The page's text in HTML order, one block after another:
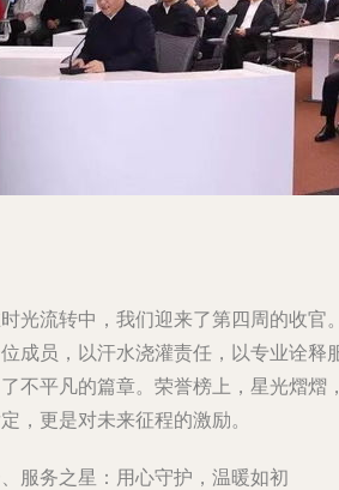
光流转中，我们迎来了第四周的收官
成员，以汗水浇灌责任，以专业诠释
不平凡的篇章。荣誉榜上，星光熠熠
，更是对未来征程的激励。
服务之星：用心守护，温暖如初